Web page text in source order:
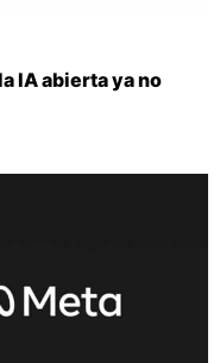
IA abierta ya no